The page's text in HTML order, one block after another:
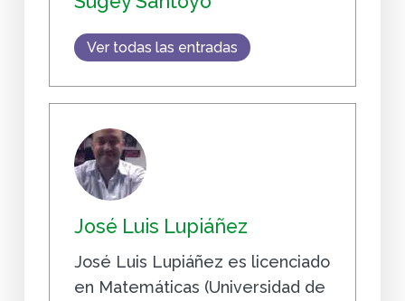
Ver todas las entradas
José Luis Lupiáñez
José Luis Lupiáñez es licenciado
en Matemáticas (Universidad de